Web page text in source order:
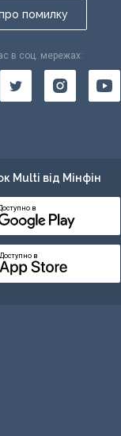
помилку
в соц. мережах:
Multi від Мінфін
в
Доступно в